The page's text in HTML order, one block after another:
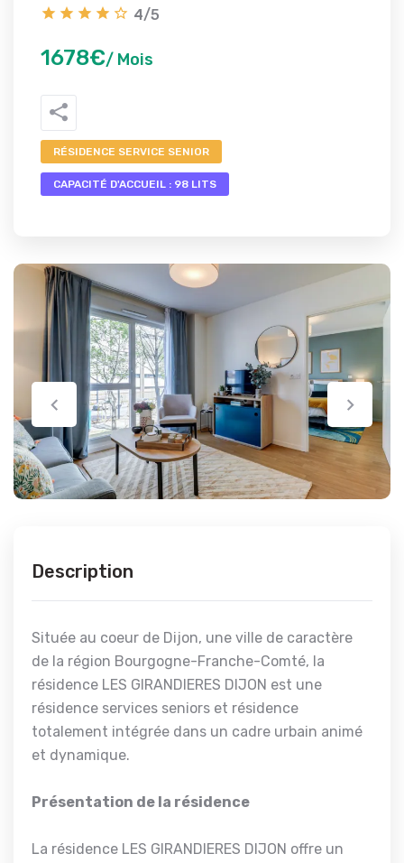
4/5
1678€/ Mois
RÉSIDENCE SERVICE SENIOR
CAPACITÉ D'ACCUEIL : 98 LITS
Description
Située au coeur de Dijon, une ville de caractère
de la région Bourgogne-Franche-Comté, la
résidence LES GIRANDIERES DIJON est une
résidence services seniors et résidence
totalement intégrée dans un cadre urbain animé
et dynamique.
Présentation de la résidence
La résidence LES GIRANDIERES DIJON offre un